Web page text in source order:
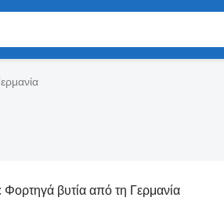
Φορτηγά βυτία από τη Γερμανία